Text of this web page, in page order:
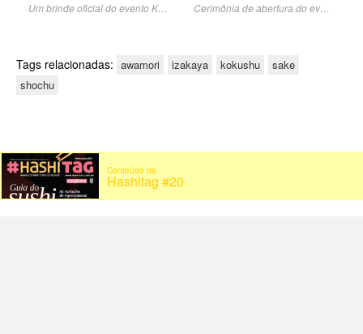
Um brinde oficial do evento Kokushu Cerimônia de abertura do evento
Tags relacionadas: awamori izakaya kokushu
sake
shochu
Conteúdo da
Hashitag #20